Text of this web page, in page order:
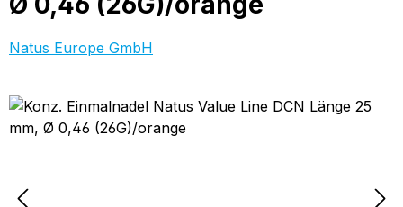
Natus Europe GmbH
Bildergalerie überspringen